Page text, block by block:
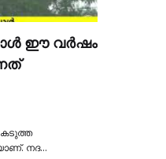
ഈ വര്‍ഷം
നദ…